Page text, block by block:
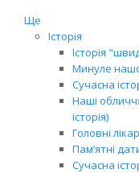
Ще
Історія
Історія
Минуле
Сучасна
Наші
історія)
Головні
Пам’ятні
Сучасна